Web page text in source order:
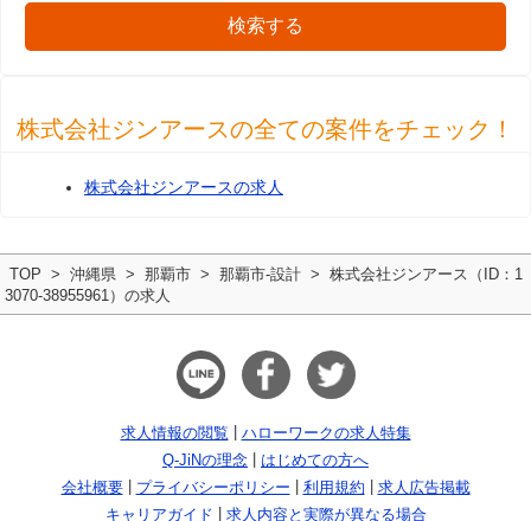
検索する
株式会社ジンアースの全ての案件をチェック！
株式会社ジンアースの求人
TOP 沖縄県 那覇市 那覇市-設計
株式会社ジンアース（ID：1
3070-38955961）の求人
求人情報の閲覧
ハローワークの求人特集
Q-JiNの理念
はじめての方へ
会社概要
プライバシーポリシー 利用規約
求人広告掲載
キャリアガイド
求人内容と実際が異なる場合